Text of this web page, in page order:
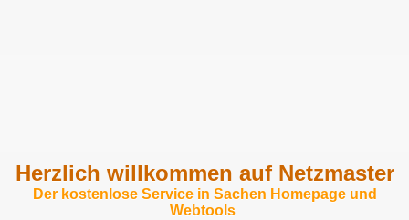
Herzlich willkommen auf Netzmaster
Der kostenlose Service in Sachen Homepage und
Webtools